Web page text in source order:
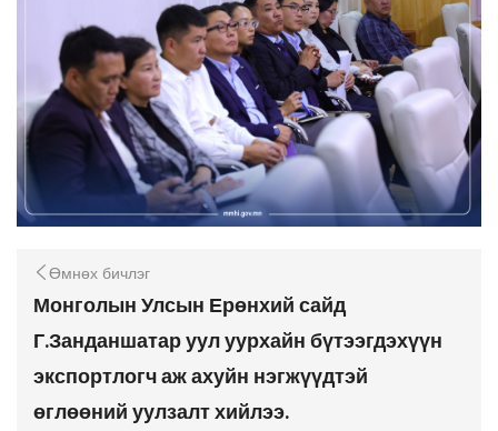
Өмнөх бичлэг
Монголын Улсын Ерөнхий сайд
Г.Занданшатар уул уурхайн бүтээгдэхүүн
экспортлогч аж ахуйн нэгжүүдтэй
өглөөний уулзалт хийлээ.